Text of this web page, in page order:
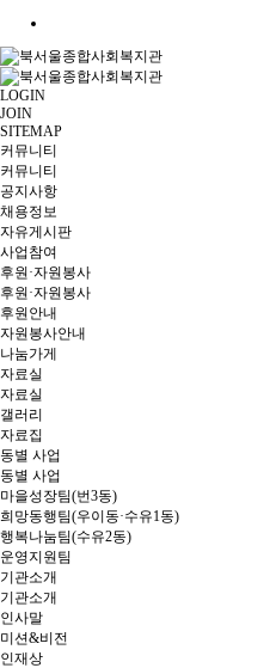
LOGIN
JOIN
SITEMAP
커뮤니티
커뮤니티
공지사항
채용정보
자유게시판
사업참여
후원·자원봉사
후원·자원봉사
후원안내
자원봉사안내
나눔가게
자료실
자료실
갤러리
자료집
동별 사업
동별 사업
마을성장팀(번3동)
희망동행팀(우이동·수유1동)
행복나눔팀(수유2동)
운영지원팀
기관소개
기관소개
인사말
미션&비전
인재상